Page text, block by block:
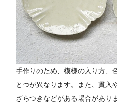
手作りのため、模様の入り方、
とつが異なります。また、貫入
ざらつきなどがある場合がありま